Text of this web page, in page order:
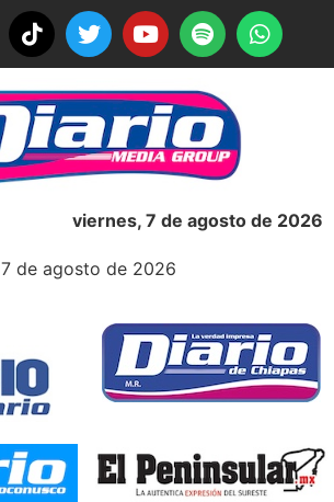
viernes, 7 de agosto de 2026
7 de agosto de 2026